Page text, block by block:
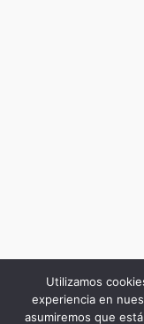
Utilizamos
experiencia en
asumiremos que